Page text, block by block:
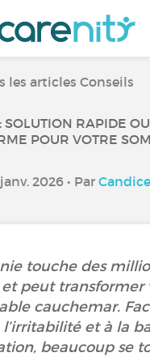
les articles Conseils
SOLUTION RAPIDE
POUR VOTRE
2026 • Par
touche des
peut transformer
cauchemar.
et à la
beaucoup se